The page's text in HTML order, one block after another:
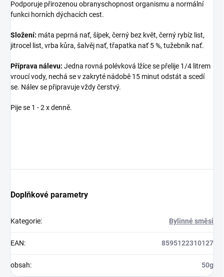
Podporuje přirozenou obranyschopnost organismu a normální
funkci horních dýchacích cest.
Složení: máta peprná nať, šípek, černý bez květ, černý rybíz list,
jitrocel list, vrba kůra, šalvěj nať, třapatka nať 5 %, tužebník nať.
Příprava nálevu: Jedna rovná polévková lžíce se přelije 1/4 litrem
vroucí vody, nechá se v zakryté nádobě 15 minut odstát a scedí
se. Nálev se připravuje vždy čerstvý.
Pije se 1 - 2 x denně.
Doplňkové parametry
Kategorie: Bylinné směsi
EAN: 8595122310127
obsah: 50g